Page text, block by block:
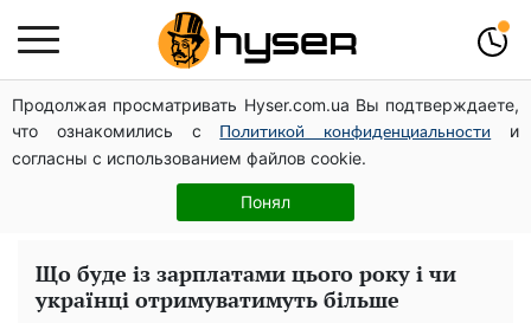
Продолжая просматривать Hyser.com.ua Вы подтверждаете,
что ознакомились с
Политикой конфиденциальности
и
согласны с использованием файлов cookie.
Понял
Дрони із націнкою: Олександр Конотопський вивів
мільйони оборонного бюджету через фіктивну фірму в
Естонії
Гола Олена Тополя у цікавих позах змусила відвисати
щелепи: злив відео – було лише початком
Що буде із зарплатами цього року і чи
українці отримуватимуть більше